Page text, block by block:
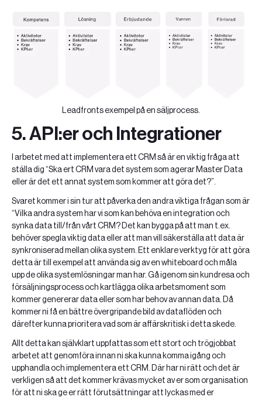
Leadfronts exempel på en säljprocess.
5. API:er och Integrationer
I arbetet med att implementera ett CRM så är en viktig fråga att
ställa dig “Ska ert CRM vara det system som agerar Master Data
eller är det ett annat system som kommer att göra det?”.
Svaret kommer i sin tur att påverka den andra viktiga frågan som är
“Vilka andra system har vi som kan behöva en integration och
synka data till/från vårt CRM? Det kan bygga på att man t.ex.
behöver spegla viktig data eller att man vill säkerställa att data är
synkroniserad mellan olika system. Ett enklare verktyg för att göra
detta är till exempel att använda sig av en whiteboard och måla
upp de olika systemlösningar man har. Gå igenom sin kundresa och
försäljningsprocess och kartlägga olika arbetsmoment som
kommer genererar data eller som har behov av annan data. Då
kommer ni få en bättre övergripande bild av dataflöden och
därefter kunna prioritera vad som är affärskritisk i detta skede.
Allt detta kan självklart uppfattas som ett stort och trögjobbat
arbetet att genomföra innan ni ska kunna komma igång och
upphandla och implementera ett CRM. Där har ni rätt och det är
verkligen så att det kommer krävas mycket av er som organisation
för att ni ska ge er rätt förutsättningar att lyckas med er